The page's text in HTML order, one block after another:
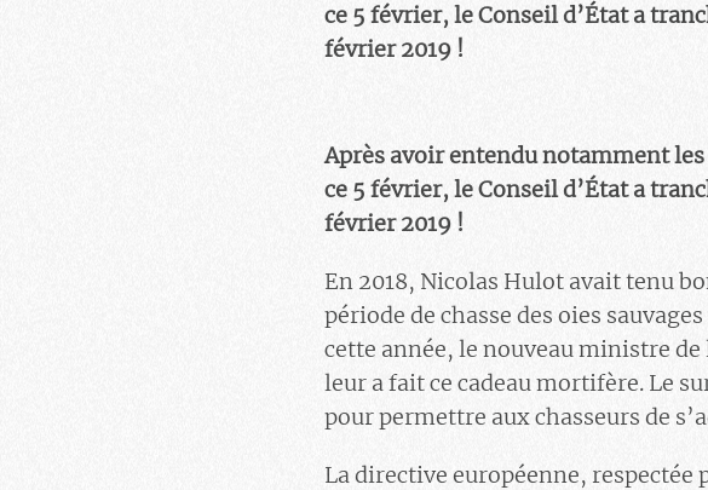
ce 5 février, le Conseil d’État a
février 2019 !
Après avoir entendu notamment les
ce 5 février, le Conseil d’État a
février 2019 !
En 2018, Nicolas Hulot avait tenu
période de chasse des oies
cette année, le nouveau ministre
leur a fait ce cadeau mortifère. Le
pour permettre aux chasseurs de
La directive européenne, respectée